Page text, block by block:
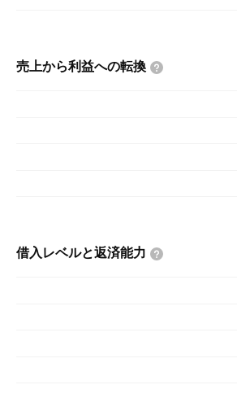
売上から利益への転換
借入レベルと返済能力